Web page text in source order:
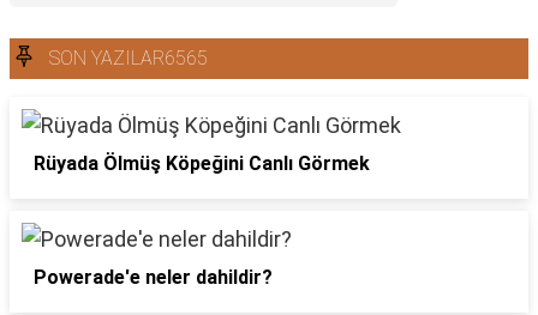
SON YAZILAR6565
Rüyada Ölmüş Köpeğini Canlı Görmek
Powerade'e neler dahildir?